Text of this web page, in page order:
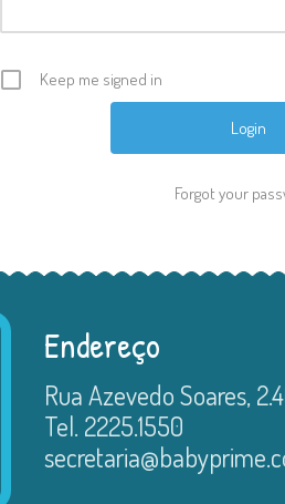
Keep me signed in
Forgot your
Endereço
Rua Azevedo Soares,
Tel. 2225.1550